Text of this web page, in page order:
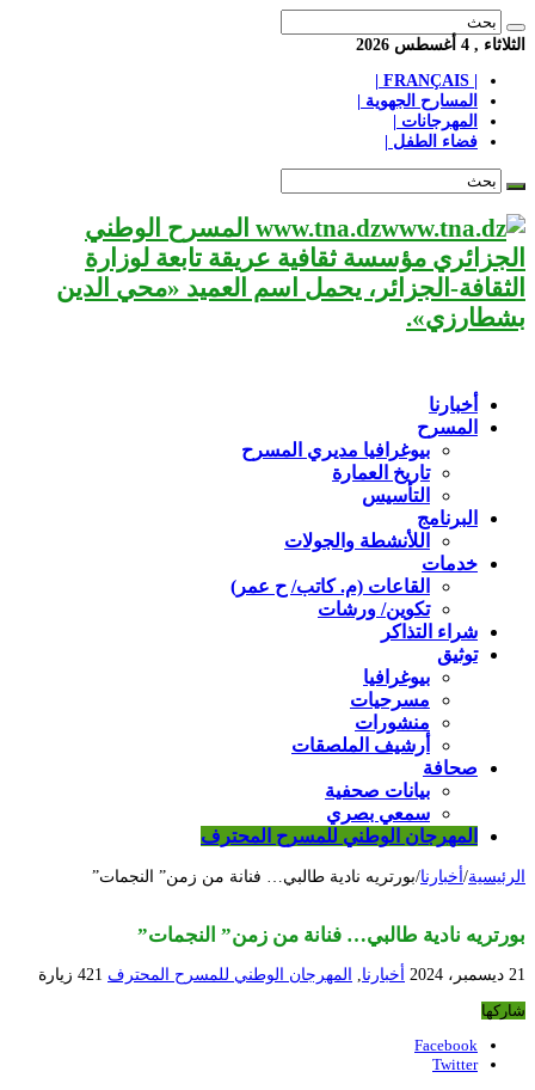
الثلاثاء , 4 أغسطس 2026
المسارح الجهوية |
المهرجانات |
فضاء الطفل |
www.tna.dz المسرح الوطني
الجزائري مؤسسة ثقافية عريقة تابعة لوزارة
الثقافة-الجزائر، يحمل اسم العميد «محي الدين
بشطارزي».
أخبارنا
المسرح
بيوغرافيا مديري المسرح
تاريخ العمارة
التأسيس
البرنامج
اللأنشطة والجولات
خدمات
القاعات (م. كاتب/ ح عمر)
تكوين/ ورشات
شراء التذاكر
توثيق
بيوغرافيا
مسرحيات
منشورات
أرشيف الملصقات
صحافة
بيانات صحفية
سمعي بصري
المهرجان الوطني للمسرح المحترف
الرئيسية/ أخبارنا/بورتريه نادية طالبي… فنانة من زمن” النجمات”
بورتريه نادية طالبي… فنانة من زمن” النجمات”
21 ديسمبر، 2024 أخبارنا, المهرجان الوطني للمسرح المحترف 421 زيارة
شاركها
Facebook
Twitter